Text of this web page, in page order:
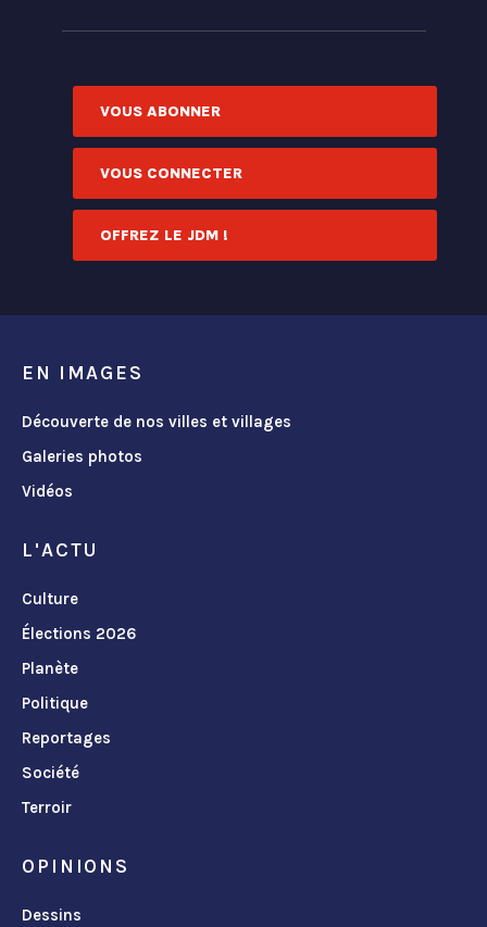
VOUS ABONNER
VOUS CONNECTER
OFFREZ LE JDM !
EN IMAGES
Découverte de nos villes et villages
Galeries photos
Vidéos
L'ACTU
Culture
Élections 2026
Planète
Politique
Reportages
Société
Terroir
OPINIONS
Dessins